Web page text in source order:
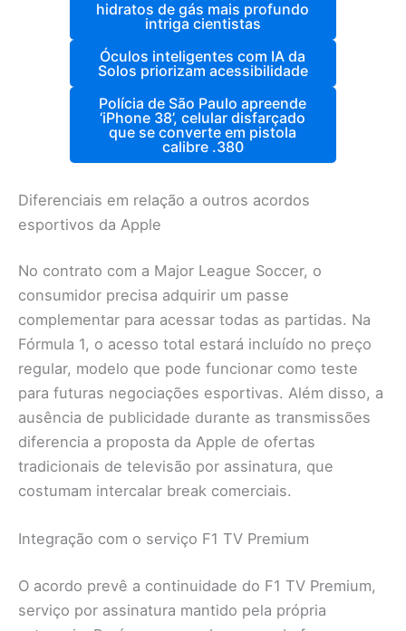
hidratos de gás mais profundo
intriga cientistas
Óculos inteligentes com IA da
Solos priorizam acessibilidade
Polícia de São Paulo apreende
‘iPhone 38’, celular disfarçado
que se converte em pistola
calibre .380
Diferenciais em relação a outros acordos
esportivos da Apple
No contrato com a Major League Soccer, o
consumidor precisa adquirir um passe
complementar para acessar todas as partidas. Na
Fórmula 1, o acesso total estará incluído no preço
regular, modelo que pode funcionar como teste
para futuras negociações esportivas. Além disso, a
ausência de publicidade durante as transmissões
diferencia a proposta da Apple de ofertas
tradicionais de televisão por assinatura, que
costumam intercalar break comerciais.
Integração com o serviço F1 TV Premium
O acordo prevê a continuidade do F1 TV Premium,
serviço por assinatura mantido pela própria